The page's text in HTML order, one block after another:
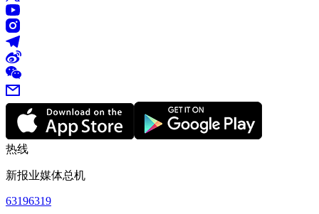
热线
新报业媒体总机
63196319